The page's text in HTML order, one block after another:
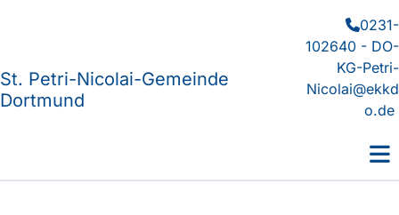
St. Petri-Nicolai-Gemeinde
Dortmund
0231-
102640 - DO-
KG-Petri-
Nicolai@ekkd
o.de